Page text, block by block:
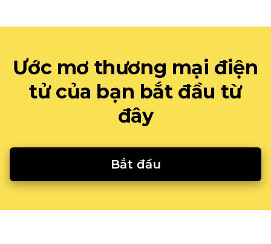
Ước mơ thương mại điện
tử của bạn bắt đầu từ
đây
Bắt đầu